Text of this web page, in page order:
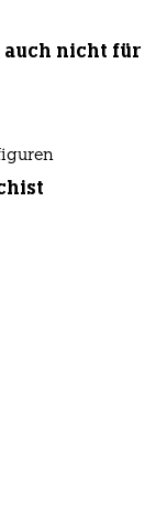
auch nicht für